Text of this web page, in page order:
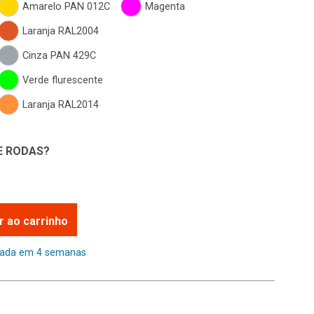
Amarelo PAN 012C
Laranja RAL2004
Cinza PAN 429C
Verde flurescente
Laranja RAL2014
Magenta
RODAS?
ao carrinho
em 4 semanas